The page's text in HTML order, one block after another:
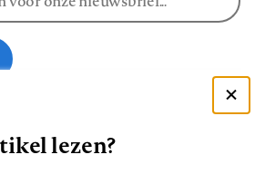
lezen?